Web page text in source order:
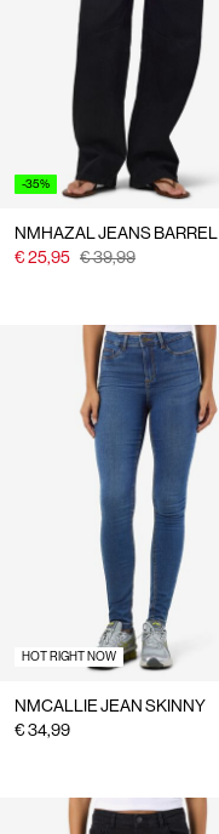
propos
France
/
-35%
NMHAZAL JEANS BARREL
€ 25,95 € 39,99
HOT RIGHT NOW
NMCALLIE JEAN SKINNY
€ 34,99